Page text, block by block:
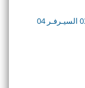
السيـرفـر 04